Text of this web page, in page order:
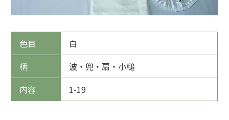
色目
白
柄
波・兜・扇・小槌
内容
1-19